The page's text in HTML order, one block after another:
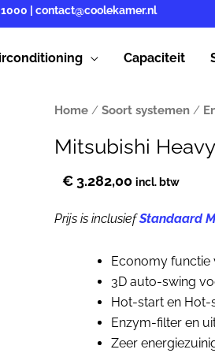
contact@coolekamer.nl
Capaciteit
Home / Soort systemen /
Mitsubishi
€3.282,00 incl. btw
Prijs is inclusiefStandaard
Economy functie
3D auto-swing
Hot-start en Hot-
Enzym-filter en
Zeer